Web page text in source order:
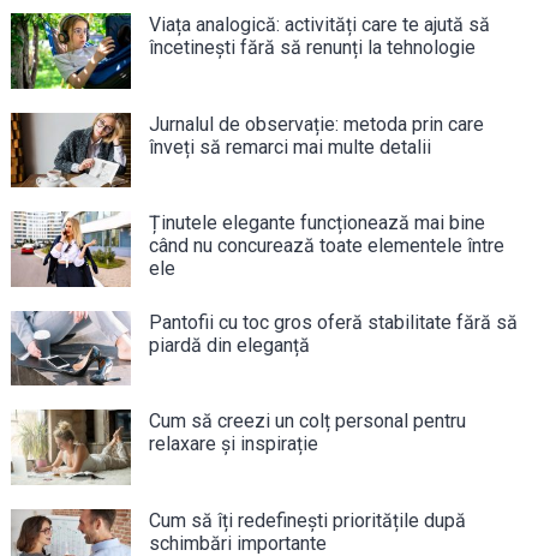
Viața analogică: activități care te ajută să
încetinești fără să renunți la tehnologie
Jurnalul de observație: metoda prin care
înveți să remarci mai multe detalii
Ținutele elegante funcționează mai bine
când nu concurează toate elementele între
ele
Pantofii cu toc gros oferă stabilitate fără să
piardă din eleganță
Cum să creezi un colț personal pentru
relaxare și inspirație
Cum să îți redefinești prioritățile după
schimbări importante